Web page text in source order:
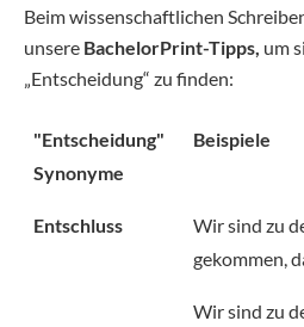
Beim wissenschaftlichen
unsere BachelorPrint-Tipps, um
„Entscheidung“ zu finden:
"Entscheidung"
Synonyme
Beispiele
Entschluss Wir sind zu
gekommen,
Wir sind zu